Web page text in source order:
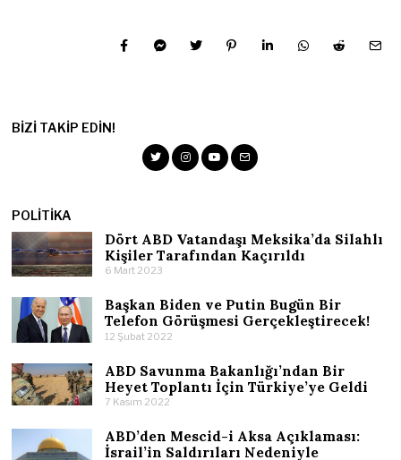
BIZI TAKIP EDIN!
POLITIKA
Dört ABD Vatandaşı Meksika’da Silahlı
Kişiler Tarafından Kaçırıldı
6 Mart 2023
Başkan Biden ve Putin Bugün Bir
Telefon Görüşmesi Gerçekleştirecek!
12 Şubat 2022
ABD Savunma Bakanlığı’ndan Bir
Heyet Toplantı İçin Türkiye’ye Geldi
7 Kasım 2022
ABD’den Mescid-i Aksa Açıklaması:
İsrail’in Saldırıları Nedeniyle